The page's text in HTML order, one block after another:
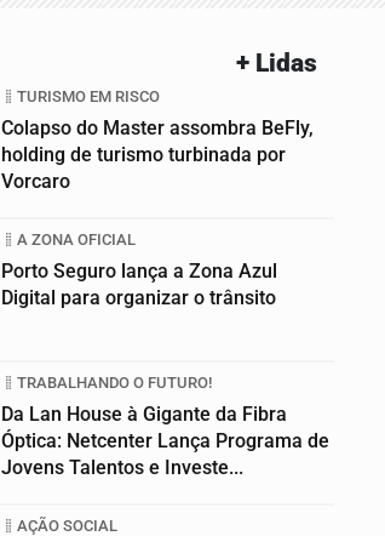
+ Lidas
TURISMO EM RISCO
Colapso do Master assombra BeFly,
holding de turismo turbinada por
Vorcaro
A ZONA OFICIAL
Porto Seguro lança a Zona Azul
Digital para organizar o trânsito
TRABALHANDO O FUTURO!
Da Lan House à Gigante da Fibra
Óptica: Netcenter Lança Programa de
Jovens Talentos e Investe...
AÇÃO SOCIAL